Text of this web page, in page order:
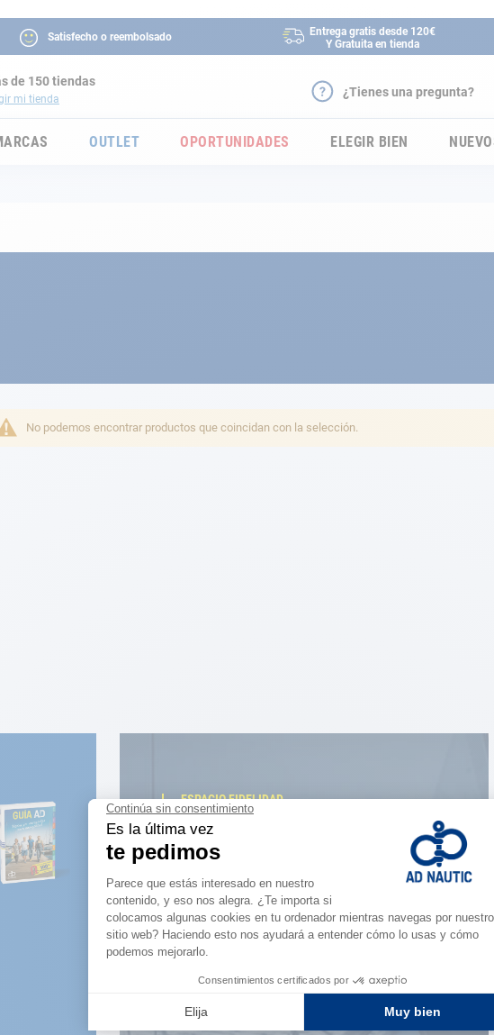
Satisfecho o reembolsado
Entrega gratis desde 120€
Y Gratuita en tienda
de 150 tiendas
mi tienda ¿Tienes una pregunta?
OUTLET OPORTUNIDADES ELEGIR BIEN
No podemos encontrar productos que coincidan con la selección.
ESPACIO FIDELIDAD
¿Eres apasionado?
Benefíciate de ventajas
exclusivas